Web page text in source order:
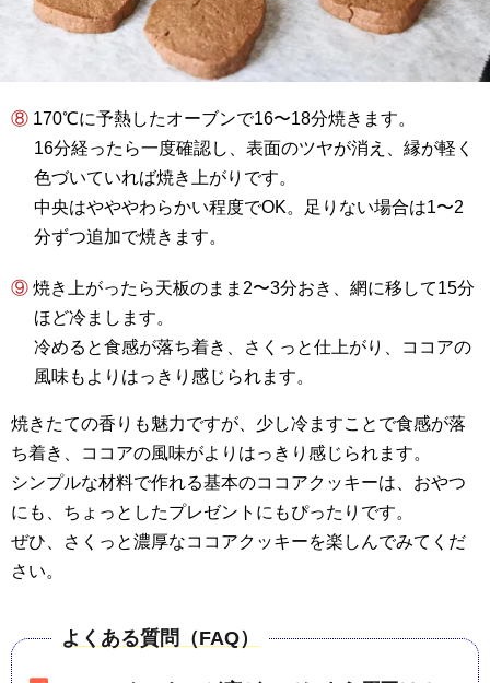
⑧ 170℃に予熱したオーブンで16〜18分焼きます。
16分経ったら一度確認し、表面のツヤが消え、縁が軽く
色づいていれば焼き上がりです。
中央はやややわらかい程度でOK。足りない場合は1〜2
分ずつ追加で焼きます。
⑨ 焼き上がったら天板のまま2〜3分おき、網に移して15分
ほど冷まします。
冷めると食感が落ち着き、さくっと仕上がり、ココアの
風味もよりはっきり感じられます。
焼きたての香りも魅力ですが、少し冷ますことで食感が落
ち着き、ココアの風味がよりはっきり感じられます。
シンプルな材料で作れる基本のココアクッキーは、おやつ
にも、ちょっとしたプレゼントにもぴったりです。
ぜひ、さくっと濃厚なココアクッキーを楽しんでみてくだ
さい。
よくある質問（FAQ）